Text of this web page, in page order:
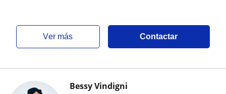
ver más Contactar
Bessy Vindigni